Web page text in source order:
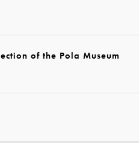
of the Pola Museum